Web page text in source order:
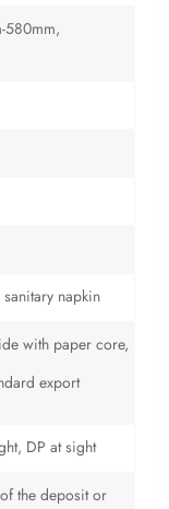
580mm,
napkin
with paper core,
export
DP at sight
the deposit or